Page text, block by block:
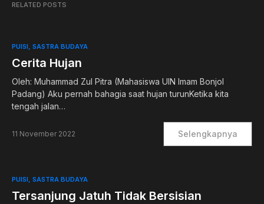
RELATED POSTS
PUISI SASTRA BUDAYA
Cerita Hujan
Oleh: Muhammad Zul Pitra (Mahasiswa UIN Imam Bonjol
Padang) Aku pernah bahagia saat hujan turunKetika kita
tengah jalan…
11 November 2022 Selengkapnya
PUISI SASTRA BUDAYA
Tersanjung Jatuh Tidak Bersisian